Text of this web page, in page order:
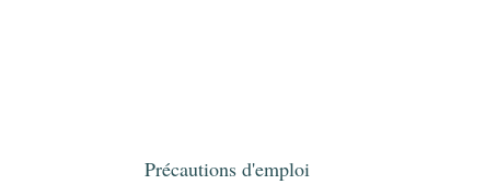
Précautions d'emploi